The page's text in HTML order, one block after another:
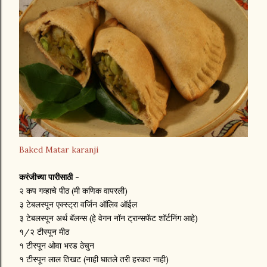
Baked Matar karanji
करंजीच्या पारीसाठी-
२ कप गव्हाचे पीठ (मी कणिक वापरली)
३ टेबलस्पून एक्स्ट्रा वर्जिन ऑलिव ऑईल
३ टेबलस्पून अर्थ बॅलन्स (हे वेगन नॉन ट्रान्सफॅट शॉर्टनिंग आहे)
१/२ टीस्पून मीठ
१ टीस्पून ओवा भरड ठेचुन
१ टीस्पून लाल तिखट (नाही घातले तरी हरकत नाही)